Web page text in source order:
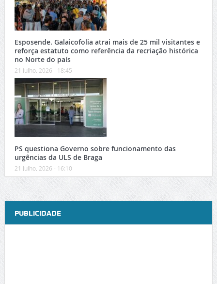
Esposende. Galaicofolia atrai mais de 25 mil visitantes e
reforça estatuto como referência da recriação histórica
no Norte do país
21 Julho, 2026 - 18:45
PS questiona Governo sobre funcionamento das
urgências da ULS de Braga
21 Julho, 2026 - 16:10
PUBLICIDADE